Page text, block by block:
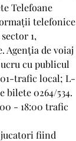
Telefoane
telefonice
1,
Agenţia de voiaj
cu publicul
trafic local; L-
bilete 0264/534.
- 18:00 trafic
fiind